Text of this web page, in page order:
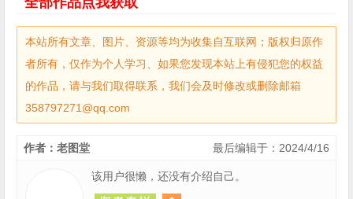
本站所有文章、图片、资源等均为收集自互联网；版权归原作
者所有，仅作为个人学习、如果您发现本站上有侵犯您的权益
的作品，请与我们取得联系，我们会及时修改或删除邮箱
358797271@qq.com
最后编辑于：2024/4/16
作者：老图堂
该用户很懒，还没有介绍自己。